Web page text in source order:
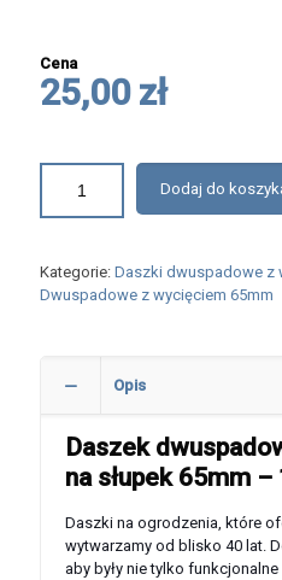
Cena
25,00 zł
Dodaj do
Kategorie: Daszki dwuspadowe z
Dwuspadowe z wycięciem 65mm
Opis
Daszek
na słupek 65mm
Daszki na ogrodzenia, które
wytwarzamy od blisko 40 lat.
aby były nie tylko